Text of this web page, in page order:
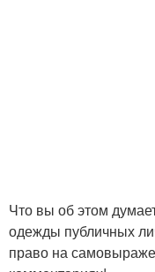
Что вы об этом
одежды публичных
право на